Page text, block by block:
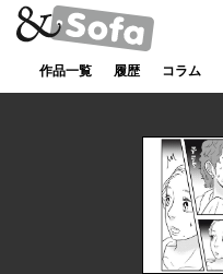
作品一覧 履歴 コラム